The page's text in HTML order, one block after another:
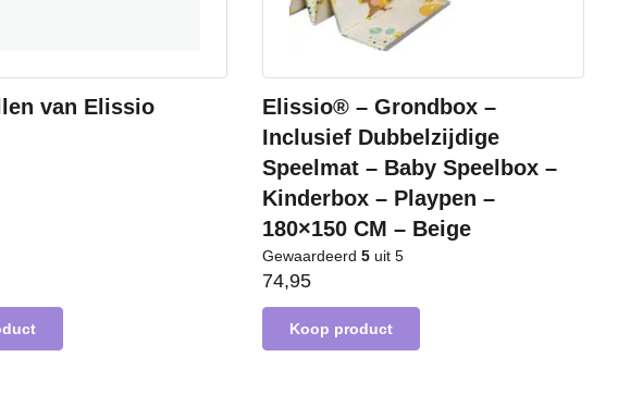
van Elissio
Elissio® – Grondbox –
Inclusief Dubbelzijdige
Speelmat – Baby Speelbox –
Kinderbox – Playpen –
180×150 CM – Beige
Gewaardeerd 5 uit 5
74,95
Koop product